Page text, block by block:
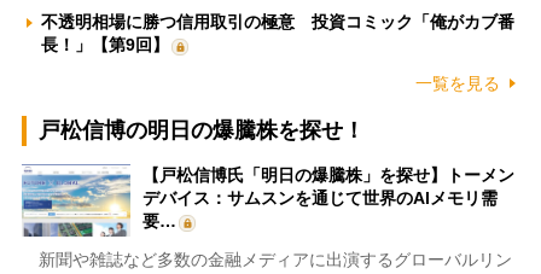
不透明相場に勝つ信用取引の極意 投資コミック「俺がカブ番
長！」【第9回】
一覧を見る
戸松信博の明日の爆騰株を探せ！
【戸松信博氏「明日の爆騰株」を探せ】トーメン
デバイス：サムスンを通じて世界のAIメモリ需
要…
新聞や雑誌など多数の金融メディアに出演するグローバルリン